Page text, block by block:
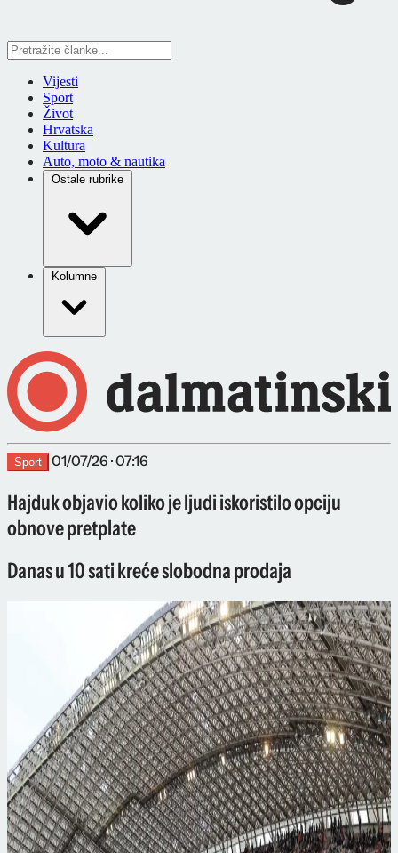
Vijesti
Sport
Život
Hrvatska
Kultura
Auto, moto & nautika
Ostale rubrike
Kolumne
Sport 01/07/26 · 07:16
Hajduk objavio koliko je ljudi iskoristilo opciju
obnove pretplate
Danas u 10 sati kreće slobodna prodaja